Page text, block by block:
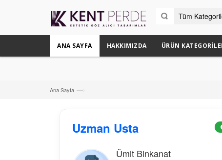
ANA SAYFA HAKKIMIZDA ÜRÜN
Ana Sayfa —›
Uzman Usta
Ümit Binkanat